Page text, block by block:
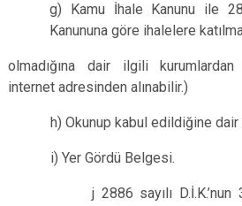
g) Kamu İhale Kanunu ile
Kanununa göre ihalelere
olmadığına dair ilgili
internet adresinden alınabilir.)
h) Okunup kabul edildiğine dair
i) Yer Gördü Belgesi.
j 2886 sayılı D.İ.K.’nun 37.